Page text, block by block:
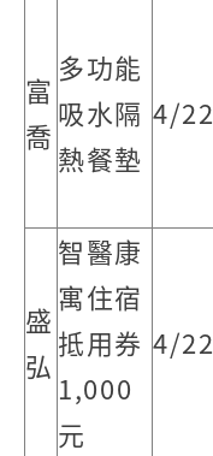
富
喬
多功能
吸水隔
熱餐墊
4/22
盛
弘
智醫康
寓住宿
抵用券
1,000
元
4/22